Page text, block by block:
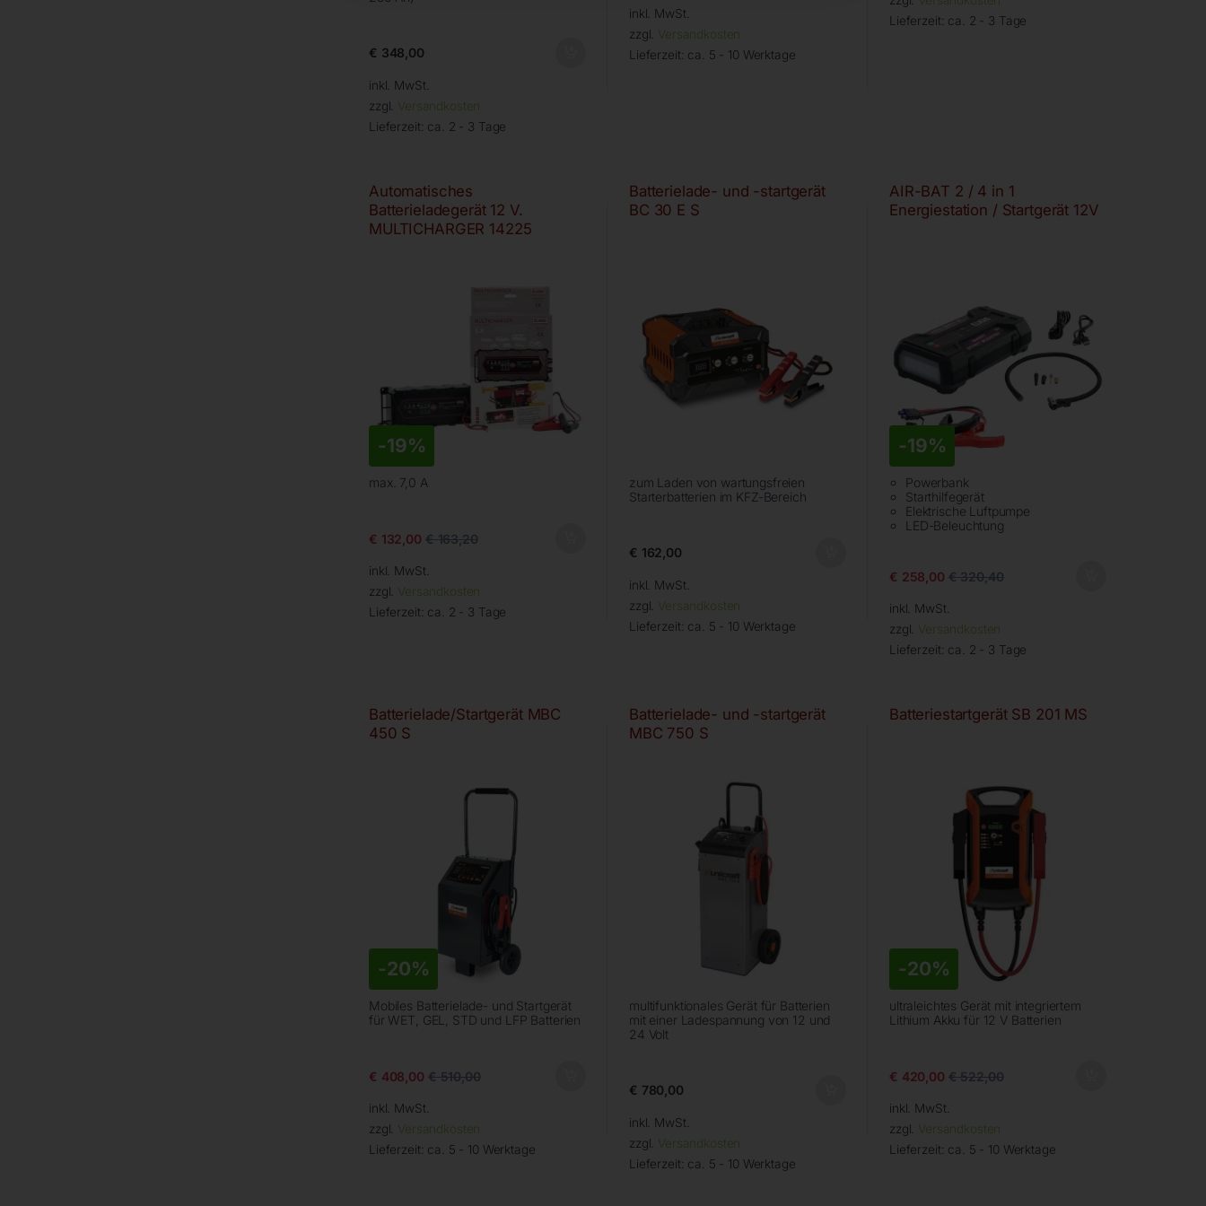
€ 348,00
inkl. MwSt.
zzgl. Versandkosten
Lieferzeit: ca. 2 - 3 Tage
inkl. MwSt.
zzgl. Versandkosten
Lieferzeit: ca. 5 - 10 Werktage
Lieferzeit: ca. 2 - 3 Tage
Automatisches
Batterieladegerät 12 V.
MULTICHARGER 14225
-19%
max. 7,0 A
€ 132,00 €163,20
inkl. MwSt.
zzgl. Versandkosten
Lieferzeit: ca. 2 - 3 Tage
Batterielade- und -startgerät
BC 30 E S
zum Laden von wartungsfreien
Starterbatterien im KFZ-Bereich
€ 162,00
inkl. MwSt.
zzgl. Versandkosten
Lieferzeit: ca. 5 - 10 Werktage
AIR-BAT 2 / 4 in 1
Energiestation / Startgerät 12V
-19%
Powerbank
Starthilfegerät
Elektrische Luftpumpe
LED-Beleuchtung
€ 258,00 €320,40
inkl. MwSt.
zzgl. Versandkosten
Lieferzeit: ca. 2 - 3 Tage
Batterielade/Startgerät MBC
450 S
-20%
Mobiles Batterielade- und Startgerät
für WET, GEL, STD und LFP Batterien
€ 408,00 €510,00
inkl. MwSt.
zzgl. Versandkosten
Lieferzeit: ca. 5 - 10 Werktage
Batterielade- und -startgerät
MBC 750 S
multifunktionales Gerät für Batterien
mit einer Ladespannung von 12 und
24 Volt
€ 780,00
inkl. MwSt.
zzgl. Versandkosten
Lieferzeit: ca. 5 - 10 Werktage
Batteriestartgerät SB 201 MS
-20%
ultraleichtes Gerät mit integriertem
Lithium Akku für 12 V Batterien
€ 420,00 €522,00
inkl. MwSt.
zzgl. Versandkosten
Lieferzeit: ca. 5 - 10 Werktage